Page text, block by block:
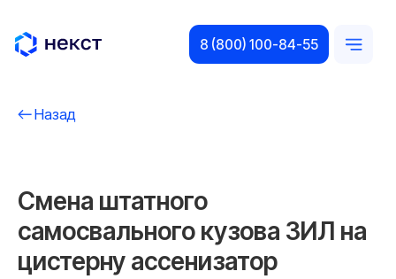
8 (800) 100-84-55
Смена штатного
самосвального кузова ЗИЛ на
цистерну ассенизатор